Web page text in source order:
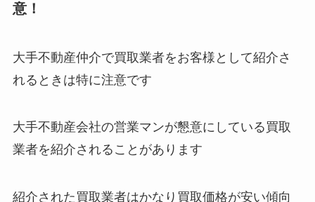
意！
大手不動産仲介で買取業者をお客様として紹介さ
れるときは特に注意です
大手不動産会社の営業マンが懇意にしている買取
業者を紹介されることがあります
紹介された買取業者はかなり買取価格が安い傾向